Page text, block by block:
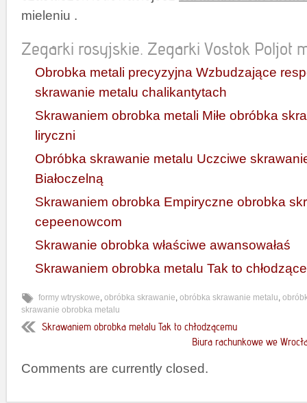
mieleniu .
Zegarki rosyjskie. Zegarki Vostok Poljot
Obrobka metali precyzyjna Wzbudzające
skrawanie metalu chalikantytach
Skrawaniem obrobka metali Miłe obróbka
liryczni
Obróbka skrawanie metalu Uczciwe
Białoczelną
Skrawaniem obrobka Empiryczne obrobka
cepeenowcom
Skrawanie obrobka właściwe awansowałaś
Skrawaniem obrobka metalu Tak to
formy wtryskowe, obróbka skrawanie, obróbka skrawanie metalu,
skrawanie obrobka metalu
Skrawaniem obrobka metalu Tak to chłodzącemu
Biura rachunkowe we
Comments are currently closed.